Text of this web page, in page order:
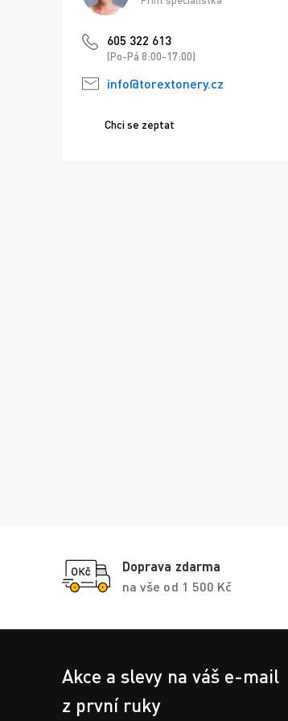
605 322 613
(Po-Pá 8:00-17:00)
info@torextonery.cz
Chci se zeptat
Doprava zdarma
na vše od 1 500 Kč
Akce a slevy na váš e-mail
z první ruky